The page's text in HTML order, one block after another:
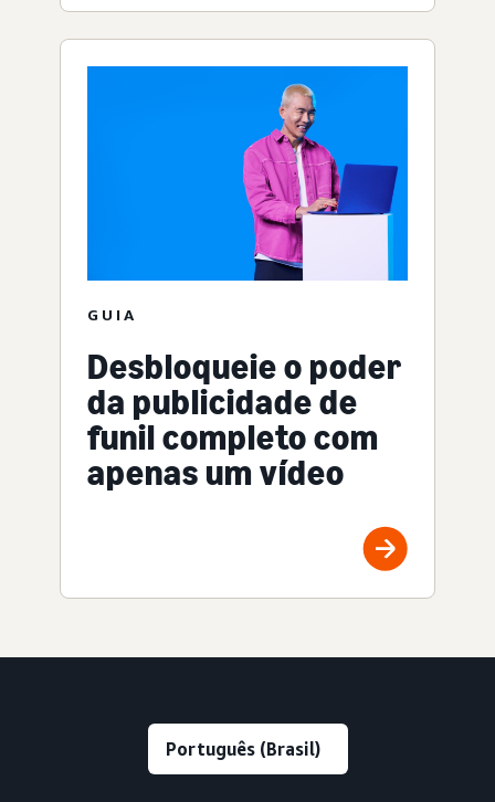
GUIA
Desbloqueie o poder
da publicidade de
funil completo com
apenas um vídeo